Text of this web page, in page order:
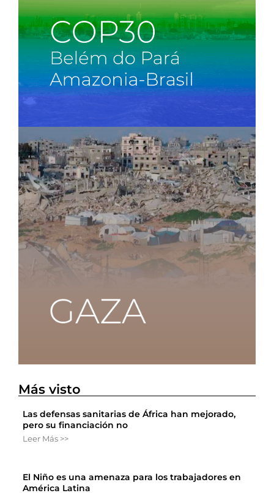
Más visto
Las defensas sanitarias de África han mejorado,
pero su financiación no
Leer Más >>
El Niño es una amenaza para los trabajadores en
América Latina